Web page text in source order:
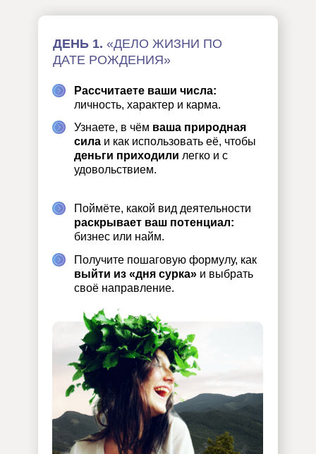
ДЕНЬ 1. «ДЕЛО ЖИЗНИ ПО
ДАТЕ РОЖДЕНИЯ»
Получите пошаговую формулу, как
выйти из «дня сурка» и выбрать
своё направление.
Поймёте, какой вид деятельности
раскрывает ваш потенциал:
бизнес или найм.
Узнаете, в чём ваша природная
сила и как использовать её, чтобы
деньги приходили легко и с
удовольствием.
Рассчитаете ваши числа:
личность, характер и карма.